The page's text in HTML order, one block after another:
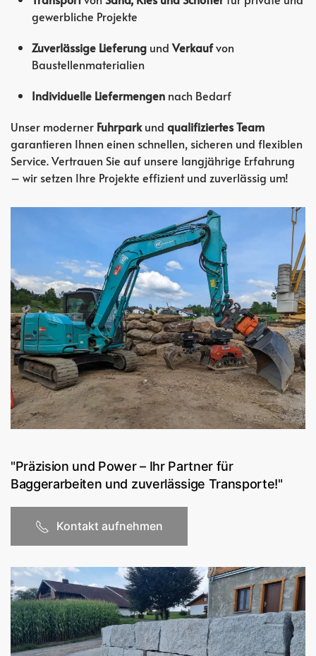
gewerbliche Projekte
Zuverlässige Lieferung undVerkaufvon
Baustellenmaterialien
Individuelle Liefermengen nach Bedarf
Unser moderner Fuhrparkund qualifiziertes Team
garantieren Ihnen einen schnellen, sicheren und flexiblen
Service. Vertrauen Sie auf unsere langjährige Erfahrung
– wir setzen Ihre Projekte effizient und zuverlässig um!
"Präzision und Power – Ihr Partner für
Baggerarbeiten und zuverlässige Transporte!"
Kontakt aufnehmen